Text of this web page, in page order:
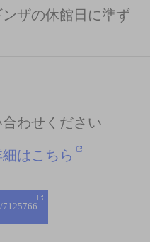
ザの休館日に準ず
わせください
はこちら